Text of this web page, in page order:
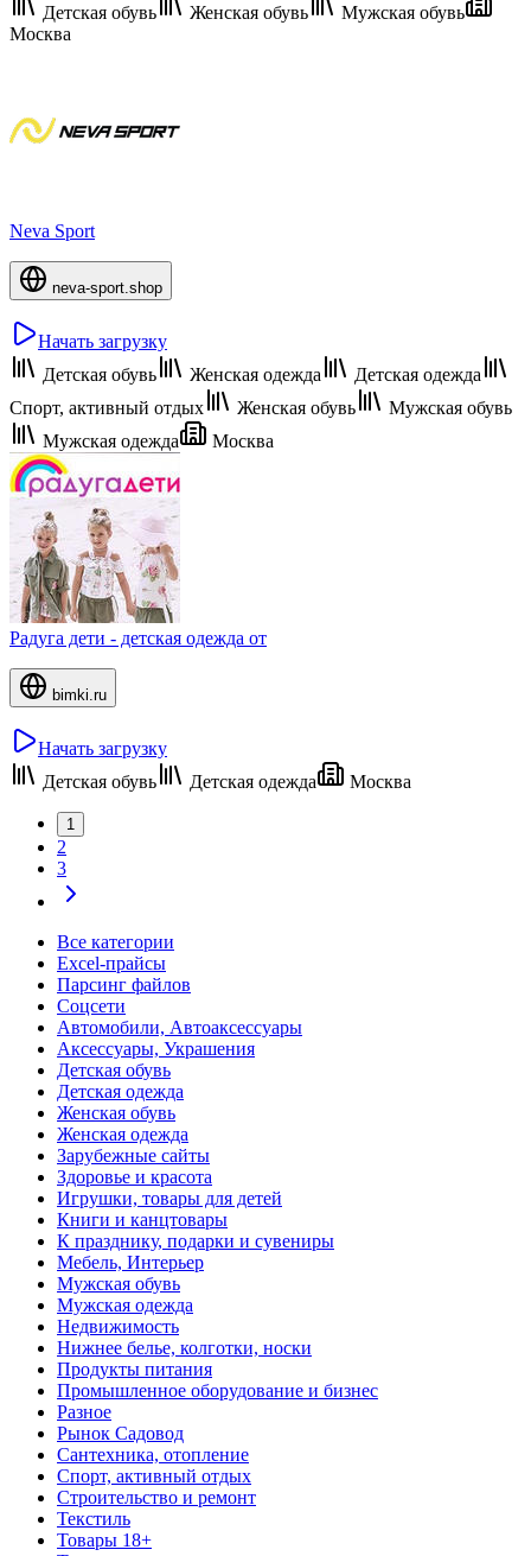
Детская обувь
Женская обувь
Мужская обувь
Москва
Neva Sport
neva-sport.shop
Начать загрузку
Детская обувь
Женская одежда
Детская одежда
Спорт, активный отдых
Женская обувь
Мужская обувь
Мужская одежда
Москва
Радуга дети - детская одежда от
bimki.ru
Начать загрузку
Детская обувь
Детская одежда Москва
1
2
3
Все категории
Excel-прайсы
Парсинг файлов
Соцсети
Автомобили, Автоаксессуары
Аксессуары, Украшения
Детская обувь
Детская одежда
Женская обувь
Женская одежда
Зарубежные сайты
Здоровье и красота
Игрушки, товары для детей
Книги и канцтовары
К празднику, подарки и сувениры
Мебель, Интерьер
Мужская обувь
Мужская одежда
Недвижимость
Нижнее белье, колготки, носки
Продукты питания
Промышленное оборудование и бизнес
Разное
Рынок Садовод
Сантехника, отопление
Спорт, активный отдых
Строительство и ремонт
Текстиль
Товары 18+